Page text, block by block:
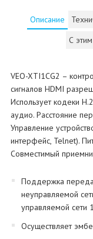
Описание
С
VEO-XTI1CG2 –
сигналов HDMI
Использует кодеки
аудио. Расстояние
Управление
интерфейс, Telnet).
Совместимый
Поддержка
неуправляемой
управляемой сети
Осуществляет